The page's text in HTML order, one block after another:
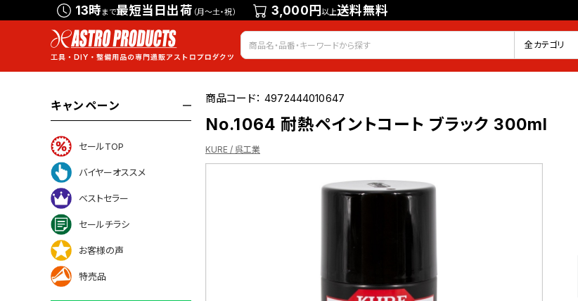
13時まで最短当日出荷 （月～土・祝） 3,000円以上送料無料
会員登録 ログイン お気に入り
全カテゴリ
キャンペーン
セールTOP
バイヤーオススメ
ベストセラー
セールチラシ
お客様の声
特売品
商品コード：4972444010647
No.1064 耐熱ペイントコート ブラック 300ml
KURE / 呉工業